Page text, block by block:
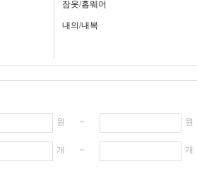
잠옷/홈웨어
내의/내복
원 ~ 원
개 ~ 개